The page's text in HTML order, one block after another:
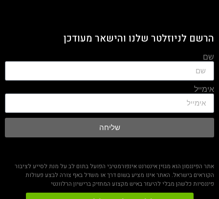
הרשם לניוזלטר שלנו והישאר מעודכן
שם
אימייל
שליחה
אתר הפיננסון הוא מגזין אינטרנט אינפורמטיבי הפועל בתום לב על מנת לסייע לציבור
הקוראים בישראל. האתר אינו מציע בשום דרך או משדל באף צורה לבצע פעולות
פיננסיות כלשהן מבלי להיעזר באיש מקצוע המחזיק ברישיון הרלוונטי